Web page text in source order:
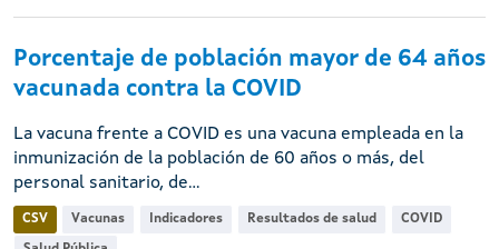
Porcentaje de población mayor de 64 años
vacunada contra la COVID
La vacuna frente a COVID es una vacuna empleada en la
inmunización de la población de 60 años o más, del
personal sanitario, de...
CSV Vacunas Indicadores Resultados de salud COVID